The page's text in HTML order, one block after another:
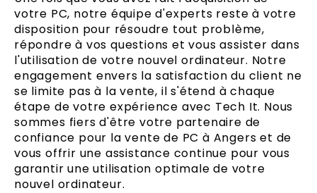
votre PC, notre équipe d'experts reste à votre
disposition pour résoudre tout problème,
répondre à vos questions et vous assister dans
l'utilisation de votre nouvel ordinateur. Notre
engagement envers la satisfaction du client ne
se limite pas à la vente, il s'étend à chaque
étape de votre expérience avec Tech It. Nous
sommes fiers d'être votre partenaire de
confiance pour la vente de PC à Angers et de
vous offrir une assistance continue pour vous
garantir une utilisation optimale de votre
nouvel ordinateur.